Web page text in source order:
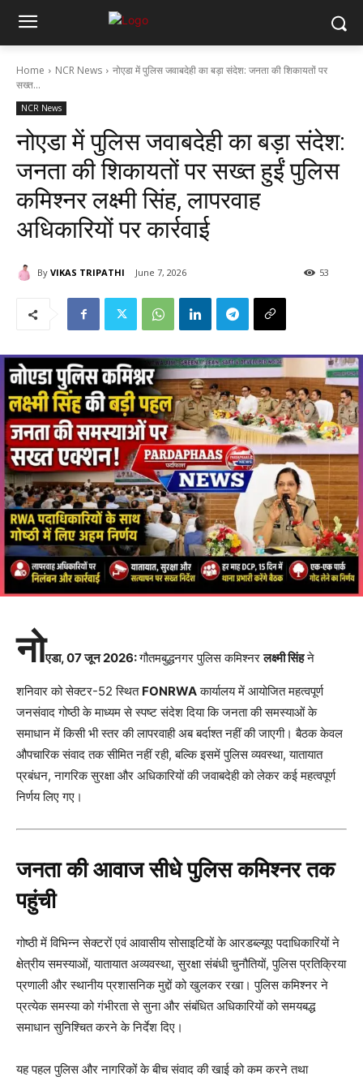
Home NCR News
नोएडा में पुलिस जवाबदेही का बड़ा संदेश: जनता की शिकायतों पर
सख्त...
NCR News
नोएडा में पुलिस जवाबदेही का बड़ा संदेश:
जनता की शिकायतों पर सख्त हुईं पुलिस
कमिश्नर लक्ष्मी सिंह, लापरवाह
अधिकारियों पर कार्रवाई
By VIKAS TRIPATHI June 7, 2026 53
नोएडा, 07 जून 2026:गौतमबुद्धनगर पुलिस कमिश्नरलक्ष्मी सिंहने
शनिवार को सेक्टर-52 स्थित FONRWAकार्यालय में आयोजित महत्वपूर्ण
जनसंवाद गोष्ठी के माध्यम से स्पष्ट संदेश दिया कि जनता की समस्याओं के
समाधान में किसी भी स्तर की लापरवाही अब बर्दाश्त नहीं की जाएगी। बैठक केवल
औपचारिक संवाद तक सीमित नहीं रही, बल्कि इसमें पुलिस व्यवस्था, यातायात
प्रबंधन, नागरिक सुरक्षा और अधिकारियों की जवाबदेही को लेकर कई महत्वपूर्ण
निर्णय लिए गए।
जनता की आवाज सीधे पुलिस कमिश्नर तक
पहुंची
गोष्ठी में विभिन्न सेक्टरों एवं आवासीय सोसाइटियों के आरडब्ल्यूए पदाधिकारियों ने
क्षेत्रीय समस्याओं, यातायात अव्यवस्था, सुरक्षा संबंधी चुनौतियों, पुलिस प्रतिक्रिया
प्रणाली और स्थानीय प्रशासनिक मुद्दों को खुलकर रखा। पुलिस कमिश्नर ने
प्रत्येक समस्या को गंभीरता से सुना और संबंधित अधिकारियों को समयबद्ध
समाधान सुनिश्चित करने के निर्देश दिए।
यह पहल पुलिस और नागरिकों के बीच संवाद की खाई को कम करने तथा